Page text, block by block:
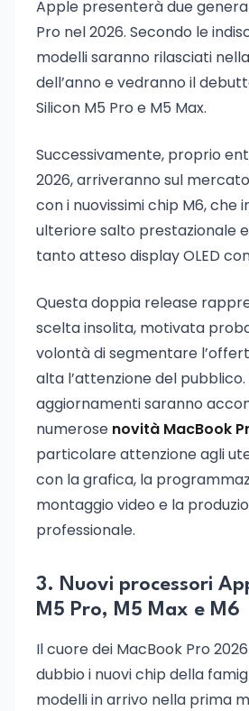
Apple presenterà due
Pro nel 2026. Secondo le
modelli saranno rilasciati
dell’anno e vedranno il
Silicon M5 Pro e M5 Max.
Successivamente, proprio
2026, arriveranno sul
con i nuovissimi chip M6, che
ulteriore salto prestazionale
tanto atteso display OLED
Questa doppia release
scelta insolita, motivata
volontà di segmentare
alta l’attenzione del pubblico.
aggiornamenti saranno
numerose novità MacBook
particolare attenzione agli
con la grafica, la
montaggio video e la
professionale.
3. Nuovi processori
M5 Pro, M5 Max e M6
Il cuore dei MacBook Pro
dubbio i nuovi chip della
modelli in arrivo nella prima